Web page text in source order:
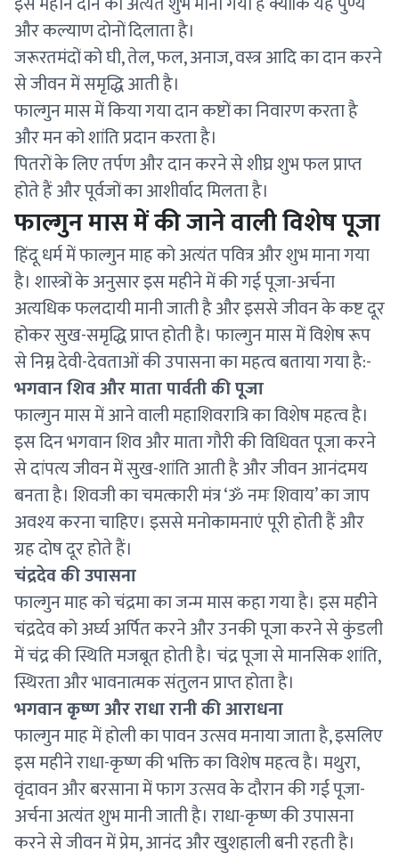
और कल्याण दोनों दिलाता है।
जरूरतमंदों को घी, तेल, फल, अनाज, वस्त्र आदि का दान करने
से जीवन में समृद्धि आती है।
फाल्गुन मास में किया गया दान कष्टों का निवारण करता है
और मन को शांति प्रदान करता है।
पितरों के लिए तर्पण और दान करने से शीघ्र शुभ फल प्राप्त
होते हैं और पूर्वजों का आशीर्वाद मिलता है।
फाल्गुन मास में की जाने वाली विशेष पूजा
हिंदू धर्म में फाल्गुन माह को अत्यंत पवित्र और शुभ माना गया
है। शास्त्रों के अनुसार इस महीने में की गई पूजा-अर्चना
अत्यधिक फलदायी मानी जाती है और इससे जीवन के कष्ट दूर
होकर सुख-समृद्धि प्राप्त होती है। फाल्गुन मास में विशेष रूप
से निम्न देवी-देवताओं की उपासना का महत्व बताया गया है:-
भगवान शिव और माता पार्वती की पूजा
फाल्गुन मास में आने वाली महाशिवरात्रि का विशेष महत्व है।
इस दिन भगवान शिव और माता गौरी की विधिवत पूजा करने
से दांपत्य जीवन में सुख-शांति आती है और जीवन आनंदमय
बनता है। शिवजी का चमत्कारी मंत्र ‘ॐ नमः शिवाय’ का जाप
अवश्य करना चाहिए। इससे मनोकामनाएं पूरी होती हैं और
ग्रह दोष दूर होते हैं।
चंद्रदेव की उपासना
फाल्गुन माह को चंद्रमा का जन्म मास कहा गया है। इस महीने
चंद्रदेव को अर्घ्य अर्पित करने और उनकी पूजा करने से कुंडली
में चंद्र की स्थिति मजबूत होती है। चंद्र पूजा से मानसिक शांति,
स्थिरता और भावनात्मक संतुलन प्राप्त होता है।
भगवान कृष्ण और राधा रानी की आराधना
फाल्गुन माह में होली का पावन उत्सव मनाया जाता है, इसलिए
इस महीने राधा-कृष्ण की भक्ति का विशेष महत्व है। मथुरा,
वृंदावन और बरसाना में फाग उत्सव के दौरान की गई पूजा-
अर्चना अत्यंत शुभ मानी जाती है। राधा-कृष्ण की उपासना
करने से जीवन में प्रेम, आनंद और खुशहाली बनी रहती है।